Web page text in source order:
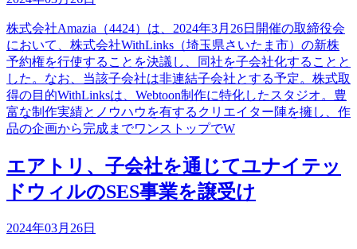
株式会社Amazia（4424）は、2024年3月26日開催の取締役会
において、株式会社WithLinks（埼玉県さいたま市）の新株
予約権を行使することを決議し、同社を子会社化することと
した。なお、当該子会社は非連結子会社とする予定。株式取
得の目的WithLinksは、Webtoon制作に特化したスタジオ。豊
富な制作実績とノウハウを有するクリエイター陣を擁し、作
品の企画から完成までワンストップでW
エアトリ、子会社を通じてユナイテッ
ドウィルのSES事業を譲受け
2024年03月26日